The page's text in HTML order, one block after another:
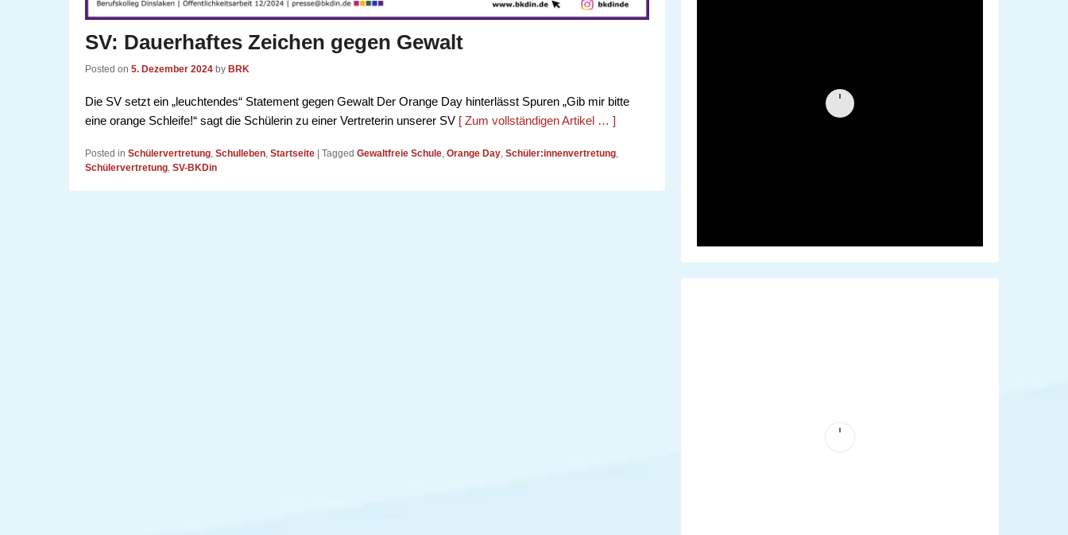
SV: Dauerhaftes Zeichen gegen Gewalt
Posted on 5. Dezember 2024 by BRK
Die SV setzt ein „leuchtendes“ Statement gegen Gewalt Der Orange Day hinterlässt Spuren „Gib mir bitte
eine orange Schleife!“ sagt die Schülerin zu einer Vertreterin unserer SV [ Zum vollständigen Artikel … ]
Posted in Schülervertretung, Schulleben, Startseite Tagged Gewaltfreie Schule, Orange Day, Schüler:innenvertretung,
Schülervertretung, SV-BKDin